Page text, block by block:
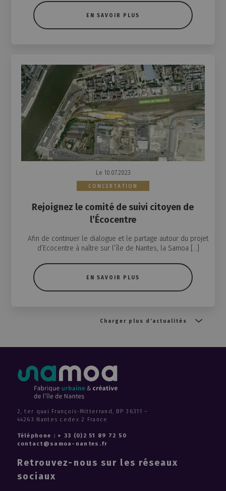
EN SAVOIR PLUS
Le 10.07.2023
CONCERTATION
Rejoignez le comité de suivi citoyen de
l’Écocentre
Afin de continuer le dialogue et le partage autour du projet
d’Ecocentre à naître sur l’île de Nantes, la Samoa […]
EN SAVOIR PLUS
Charger plus d'actualités
2, ter quai François-Mitterrand, BP 36311 –
44263 Nantes cedex 2 France
Téléphone : + 33 (0)2 51 89 72 50
contact@samoa-nantes.fr
Retrouvez-nous sur les réseaux
sociaux